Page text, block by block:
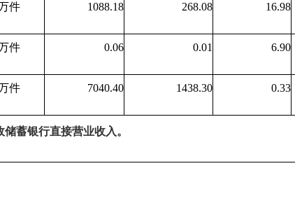
件 1088.18 268.08 16.98
件 0.06 0.01 6.90
件 7040.40 1438.30 0.33
蓄银行直接营业收入。